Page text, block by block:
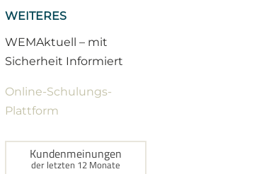
WEITERES
WEMAktuell – mit
Sicherheit Informiert
Online-Schulungs-
Plattform